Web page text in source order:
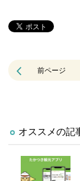
前ページ
オススメの記